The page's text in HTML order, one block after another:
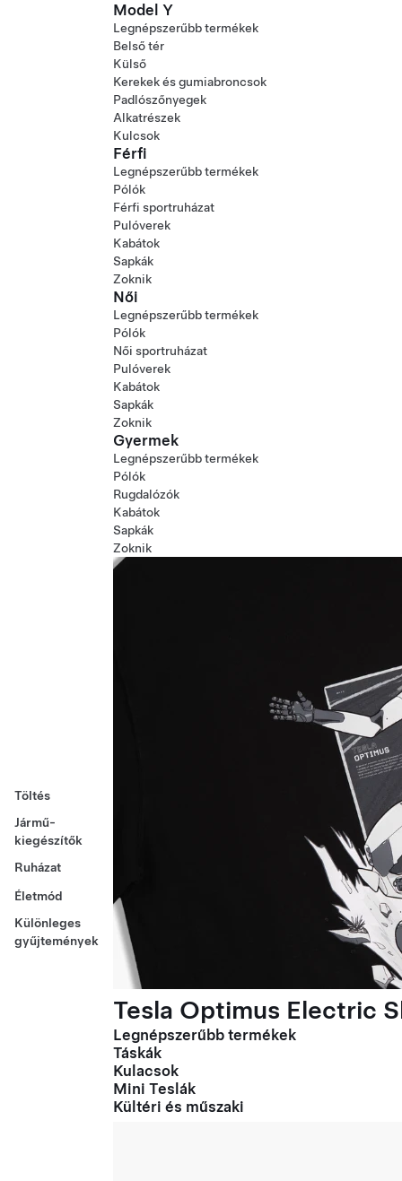
Töltés
Jármű-
kiegészítők
Ruházat
Életmód
Különleges
gyűjtemények
Model Y
Legnépszerűbb termékek
Belső tér
Külső
Kerekek és gumiabroncsok
Padlószőnyegek
Alkatrészek
Kulcsok
Férfi
Legnépszerűbb termékek
Pólók
Férfi sportruházat
Pulóverek
Kabátok
Sapkák
Zoknik
Női
Legnépszerűbb termékek
Pólók
Női sportruházat
Pulóverek
Kabátok
Sapkák
Zoknik
Gyermek
Legnépszerűbb termékek
Pólók
Rugdalózók
Kabátok
Sapkák
Zoknik
Tesla Optimus Electric
Legnépszerűbb termékek
Táskák
Kulacsok
Mini Teslák
Kültéri és műszaki